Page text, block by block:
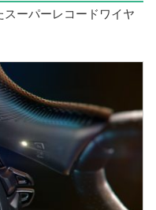
ーパーレコードワイヤ